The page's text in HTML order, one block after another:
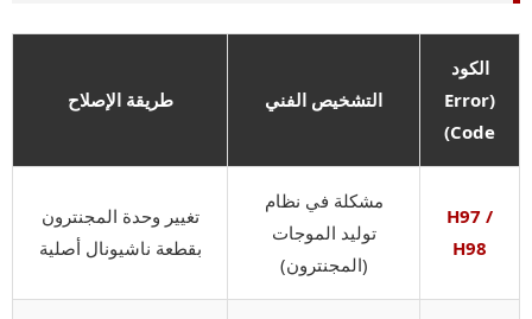
الكود
(Error
Code)
التشخيص الفني طريقة الإصلاح
H97 /
H98
مشكلة في نظام
توليد الموجات
(المجنترون)
تغيير وحدة المجنترون
بقطعة ناشيونال أصلية